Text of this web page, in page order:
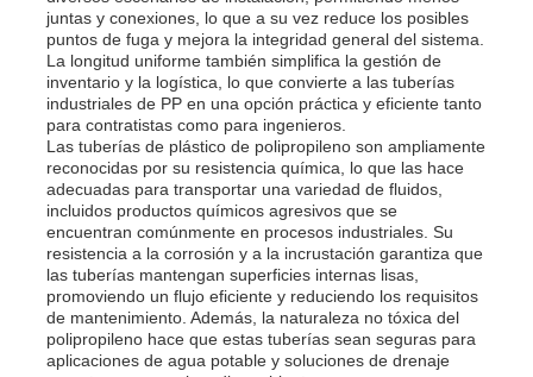
Los PP ahuecan el tablero de la construcción
Lámina de pared PP
hoja del polipropileno
Tuberías de PP
Accesorios para tuberías de polipropileno
juntas y conexiones, lo que a su vez reduce los posibles
puntos de fuga y mejora la integridad general del sistema.
La longitud uniforme también simplifica la gestión de
inventario y la logística, lo que convierte a las tuberías
industriales de PP en una opción práctica y eficiente tanto
para contratistas como para ingenieros.
Las tuberías de plástico de polipropileno son ampliamente
reconocidas por su resistencia química, lo que las hace
adecuadas para transportar una variedad de fluidos,
incluidos productos químicos agresivos que se
encuentran comúnmente en procesos industriales. Su
resistencia a la corrosión y a la incrustación garantiza que
las tuberías mantengan superficies internas lisas,
promoviendo un flujo eficiente y reduciendo los requisitos
de mantenimiento. Además, la naturaleza no tóxica del
polipropileno hace que estas tuberías sean seguras para
aplicaciones de agua potable y soluciones de drenaje